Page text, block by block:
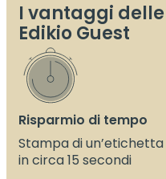
I vantaggi
Edikio Guest
Risparmio di tempo
Stampa di un’etichetta
in circa 15 secondi